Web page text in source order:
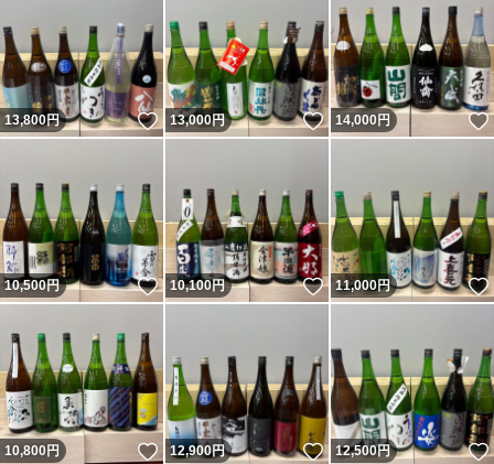
13,800円 いいね！
13,000円 いいね！
14,000円
10,500円 いいね！
10,100円 いいね！
11,000円
10,800円 いいね！
12,900円 いいね！
12,500円